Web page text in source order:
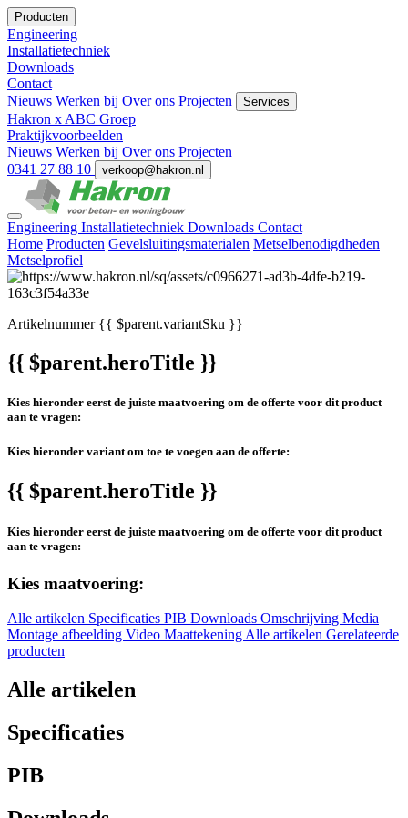
Producten
Engineering
Installatietechniek
Downloads
Contact
Nieuws Werken bij Over ons Projecten Services
Hakron x ABC Groep
Praktijkvoorbeelden
Nieuws Werken bij Over ons Projecten
0341 27 88 10
verkoop@hakron.nl
Engineering Installatietechniek Downloads Contact
Home Producten Gevelsluitingsmaterialen Metselbenodigdheden
Metselprofiel
Artikelnummer{{ $parent.variantSku }}
{{ $parent.heroTitle }}
Kies hieronder eerst de juiste maatvoering om de offerte voor dit product
aan te vragen:
Kies hieronder variant om toe te voegen aan de offerte:
{{ $parent.heroTitle }}
Kies hieronder eerst de juiste maatvoering om de offerte voor dit product
aan te vragen:
Kies maatvoering:
Alle artikelen Specificaties PIB Downloads Omschrijving Media
Montage afbeelding Video MaattekeningAlle artikelen Gerelateerde
producten
Alle artikelen
Specificaties
PIB